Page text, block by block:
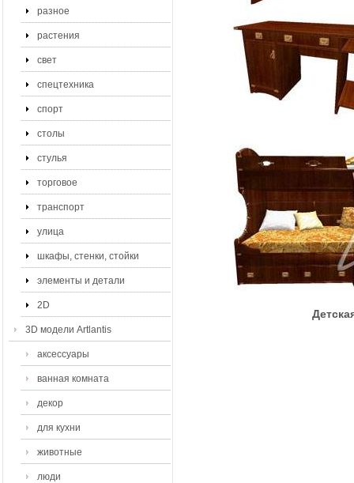
разное
растения
свет
спецтехника
спорт
столы
стулья
торговое
транспорт
улица
шкафы, стенки, стойки
элементы и детали
2D
3D модели Artlantis
аксессуары
ванная комната
декор
для кухни
животные
люди